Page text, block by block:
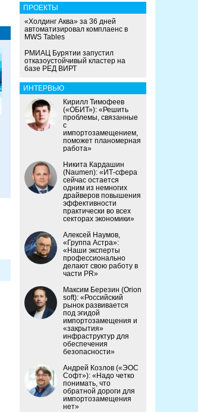
ПРОЕКТЫ
«Холдинг Аква» за 36 дней
автоматизировал комплаенс в
MWS Tables
РМИАЦ Бурятии запустил
отказоустойчивый кластер на
базе РЕД ВИРТ
ИНТЕРВЬЮ
Кирилл Тимофеев
(«ОБИТ»): «Решить
проблемы, связанные
с
импортозамещением,
поможет планомерная
работа»
Никита Кардашин
(Naumen): «ИТ-сфера
сейчас остается
одним из немногих
драйверов повышения
эффективности
практически во всех
секторах экономики»
Алексей Наумов,
«Группа Астра»:
«Наши эксперты
профессионально
делают свою работу в
части PR»
Максим Березин (Orion
soft): «Российский
рынок развивается
под эгидой
импортозамещения и
«закрытия»
инфраструктур для
обеспечения
безопасности»
Андрей Козлов («ЭОС
Софт»): «Надо четко
понимать, что
обратной дороги для
импортозамещения
нет»